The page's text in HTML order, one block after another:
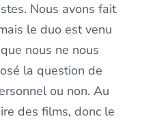
Nous avons fait
le duo est venu
nous ne nous
la question de
ou non. Au
des films, donc le